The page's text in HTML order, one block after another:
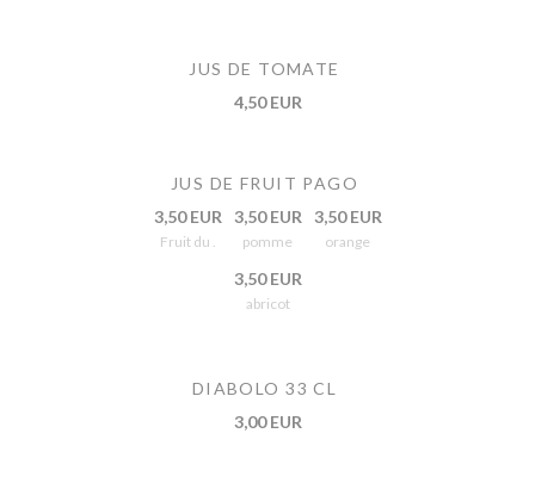
JUS DE TOMATE
4,50 EUR
JUS DE FRUIT PAGO
3,50 EUR
Fruit du .
3,50 EUR
pomme
3,50 EUR
orange
3,50 EUR
abricot
DIABOLO 33 CL
3,00 EUR